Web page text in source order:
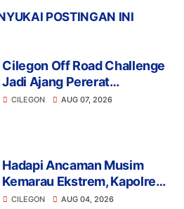
POSTINGAN INI
Cilegon Off Road Challenge
Jadi Ajang Pererat
Silaturahmi dan
CILEGON AUG 07, 2026
Hadapi Ancaman Musim
Kemarau Ekstrem, Kapolres
Cilegon Pimpin Apel Siaga
CILEGON AUG 04, 2026